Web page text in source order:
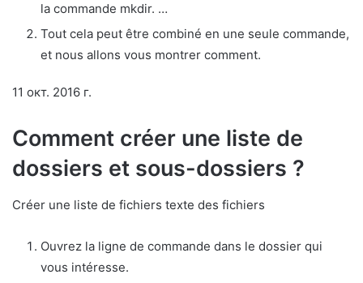
la commande mkdir. …
Tout cela peut être combiné en une seule commande,
et nous allons vous montrer comment.
11 окт. 2016 г.
Comment créer une liste de
dossiers et sous-dossiers ?
Créer une liste de fichiers texte des fichiers
Ouvrez la ligne de commande dans le dossier qui
vous intéresse.